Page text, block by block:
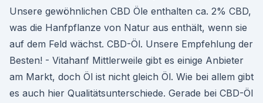
Unsere gewöhnlichen CBD Öle enthalten ca. 2% CBD,
was die Hanfpflanze von Natur aus enthält, wenn sie
auf dem Feld wächst. CBD-Öl. Unsere Empfehlung der
Besten! - Vitahanf Mittlerweile gibt es einige Anbieter
am Markt, doch Öl ist nicht gleich Öl. Wie bei allem gibt
es auch hier Qualitätsunterschiede. Gerade bei CBD-Öl